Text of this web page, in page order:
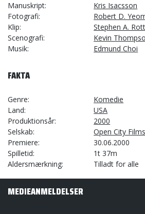
Manuskript
Kris Isacsson
Fotografi
Robert D.
Klip
Stephen A.
Scenografi
Kevin
Musik
Edmund Choi
FAKTA
Genre
Komedie
Land
USA
Produktionsår
2000
Selskab
Open City Films
Premiere
30.06.2000
Spilletid
1t 37m
Aldersmærkning
Tilladt for alle
MEDIEANMELDELSER